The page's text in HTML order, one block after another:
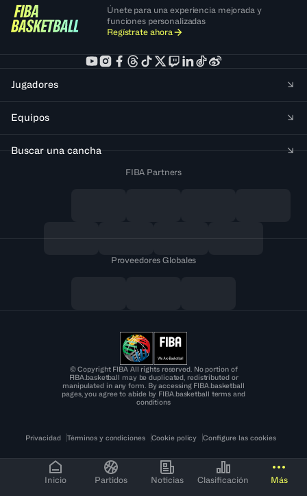
Inicio Partidos Noticias Clasificación Más
Únete para una experiencia mejorada y
funciones personalizadas
Regístrate ahora
Jugadores
Equipos
Buscar una cancha
FIBA Partners
Proveedores Globales
© Copyright FIBA All rights reserved. No portion of
FIBA.basketball may be duplicated, redistributed or
manipulated in any form. By accessing FIBA.basketball
pages, you agree to abide by FIBA.basketball terms and
conditions
Privacidad Términos y condiciones Cookie policy Configure las cookies